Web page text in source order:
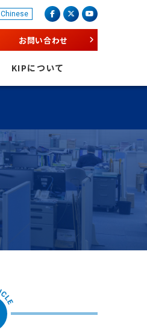
Chinese facebookX（旧 twitter）
youtube
お問い合わせ
KIPについて